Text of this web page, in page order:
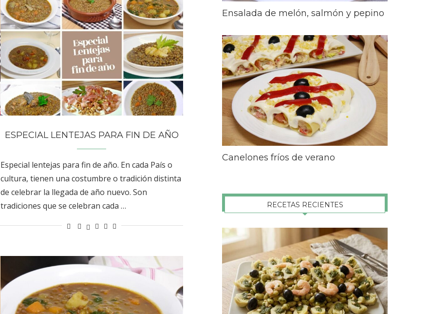
ESPECIAL LENTEJAS PARA FIN DE AÑO
Especial lentejas para fin de año. En cada País o
cultura, tienen una costumbre o tradición distinta
de celebrar la llegada de año nuevo. Son
tradiciones que se celebran cada …
Ensalada de melón, salmón y pepino
Canelones fríos de verano
RECETAS RECIENTES